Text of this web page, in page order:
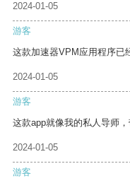
2024-01-05
游客
这款加速器VPM应用程序已
2024-01-05
游客
这款app就像我的私人导师，
2024-01-05
游客